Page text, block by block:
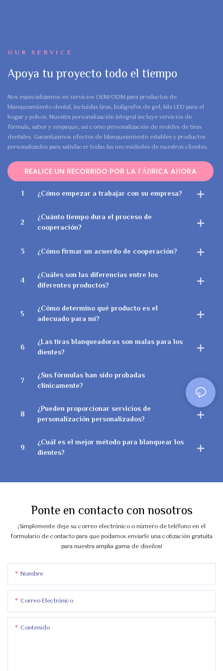
OUR SERVICE
Apoya tu proyecto todo el tiempo
Nos especializamos en servicios OEM/ODM para productos de
blanqueamiento dental, incluidas tiras, bolígrafos de gel, kits LED para el
hogar y polvos. Nuestra personalización integral incluye servicios de
fórmula, sabor y empaque, así como personalización de moldes de tiras
dentales. Garantizamos efectos de blanqueamiento estables y productos
personalizados para satisfacer todas las necesidades de nuestros clientes.
REALICE UN RECORRIDO POR LA FÁBRICA AHORA
1 ¿Cómo empezar a trabajar con su empresa?
2
¿Cuánto tiempo dura el proceso de
cooperación?
3 ¿Cómo firmar un acuerdo de cooperación?
4
¿Cuáles son las diferencias entre los
diferentes productos?
5
¿Cómo determino qué producto es el
adecuado para mí?
6
¿Las tiras blanqueadoras son malas para los
dientes?
7
¿Sus fórmulas han sido probadas
clínicamente?
8
¿Pueden proporcionar servicios de
personalización personalizados?
9
¿Cuál es el mejor método para blanquear los
dientes?
Ponte en contacto con nosotros
¡Simplemente deje su correo electrónico o número de teléfono en el
formulario de contacto para que podamos enviarle una cotización gratuita
para nuestra amplia gama de diseños!
Nombre
Correo Electrónico
Contenido